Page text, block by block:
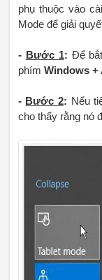
phụ thuộc vào
Mode để giải
- Bước 1: Để
phím Windows +
- Bước 2: Nếu
cho thấy rằng nó